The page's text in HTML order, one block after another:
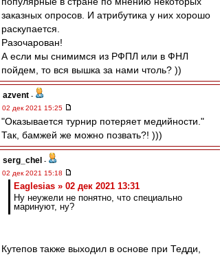
заказных опросов. И атрибутика у них хорошо
раскупается.
Разочарован!
А если мы снимимся из РФПЛ или в ФНЛ
пойдем, то вся вышка за нами чтоль? ))
azvent -
02 дек 2021 15:25
"Оказывается турнир потеряет медийности."
Так, бамжей же можно позвать?! )))
serg_chel -
02 дек 2021 15:18
Eaglesias » 02 дек 2021 13:31
Ну неужели не понятно, что специально
маринуют, ну?
Кутепов также выходил в основе при Тедди,